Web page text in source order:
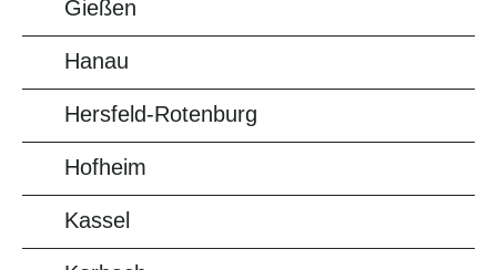
Gießen
Hanau
Hersfeld-Rotenburg
Hofheim
Kassel